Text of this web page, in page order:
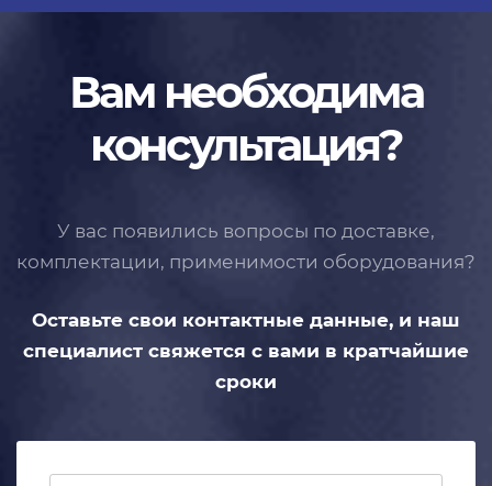
Вам необходима
консультация?
У вас появились вопросы по доставке,
комплектации, применимости оборудования?
Оставьте свои контактные данные, и наш
специалист свяжется с вами в кратчайшие
сроки